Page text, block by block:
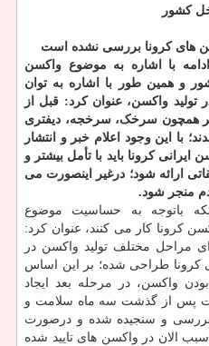
کشور
های کرونا بررسی نشده است
با اشاره به موضوع واکسن
و همین طور با اشاره به توان
واکسن، عنوان کرد: قبل از
گیر همچون سرخک، سرخجه، دیفتری
با این وجود اعلام خبر و انتشار
ایرانی کرونا باید با تأمل بیشتر و
ارائه شود؛ درغیر اینصورت می
منجر شود.
باتوجه به حساسیت موضوع
کرونا کار می کنند، عنوان کرد:
مراحل مختلف تولید واکسن در
کرونا طراحی شده؛ بر این اساس
واکسن، در مرحله بعد ایجاد
پس از گذشت سه ماه سلامت و
بررسی و سنجیده شده و درصورت
الان در واکسن های تایید شده